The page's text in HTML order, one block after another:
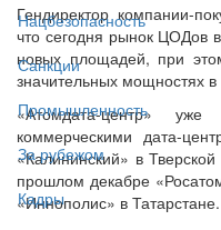
Нацбезопасность
Санкции
Промышленность
За рубежом
Кадры
Гендиректор компании-
что сегодня рынок ЦОДов
новых площадей, при
значительных мощностях
«Атомдата-центр»
коммерческими дата-
«Калининский» в
прошлом декабре
«Иннополис» в Татарстане.